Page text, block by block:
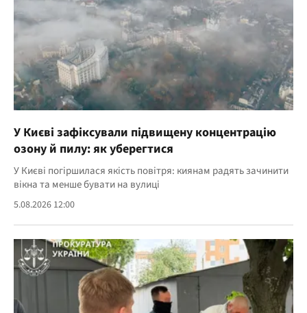
У Києві зафіксували підвищену концентрацію
озону й пилу: як уберегтися
У Києві погіршилася якість повітря: киянам радять зачинити
вікна та менше бувати на вулиці
5.08.2026 12:00